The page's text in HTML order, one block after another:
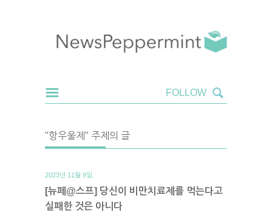
"항우울제" 주제의 글
2023년 11월 9일.
[뉴페@스프] 당신이 비만치료제를 먹는다고
실패한 것은 아니다